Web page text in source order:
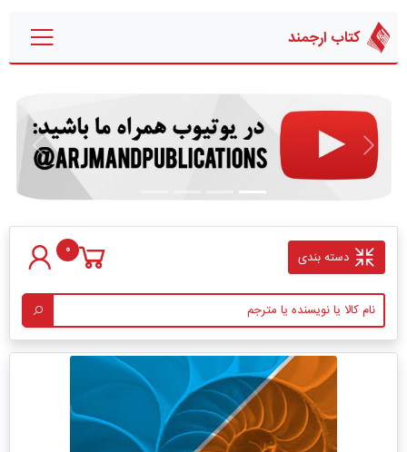
کتاب ارجمند
قبلی بعدی
دسته بندی 0